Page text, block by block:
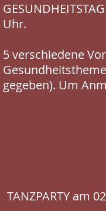
Uhr.
5 verschiedene
gegeben). Um
TANZPARTY am